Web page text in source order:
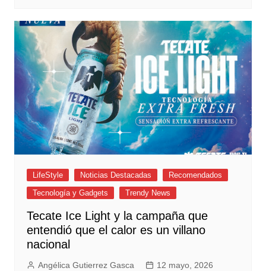
LifeStyle Noticias Destacadas
Recomendados
Tecnología y Gadgets
Trendy News
Tecate Ice Light y la campaña que
entendió que el calor es un villano
nacional
Angélica Gutierrez Gasca 12 mayo, 2026